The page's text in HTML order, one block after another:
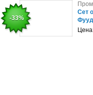
-73%
Сет
-33%
Сет